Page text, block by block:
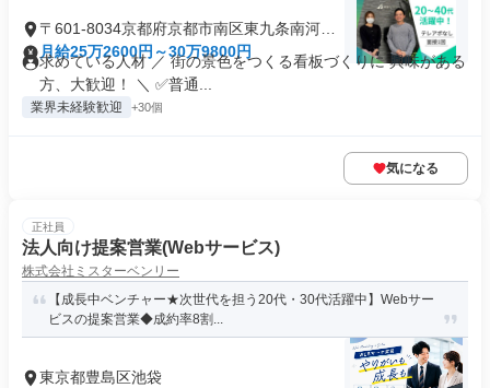
〒601-8034京都府京都市南区東九条南河辺
町
月給25万2600円～30万9800円
求めている人材 ／ 街の景色をつくる看板づくりに 興味がある
方、大歓迎！ ＼ ✅普通...
業界未経験歓迎 +30個
気になる
正社員
法人向け提案営業(Webサービス)
株式会社ミスターベンリー
【成長中ベンチャー★次世代を担う20代・30代活躍中】Webサー
ビスの提案営業◆成約率8割...
東京都豊島区池袋